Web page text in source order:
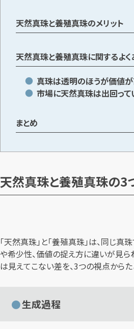
天然真珠と養殖真珠のメリット
天然真珠と養殖真珠に関するよ
真珠は透明のほうが価値が
市場に天然真珠は出回って
まとめ
天然真珠と養殖真珠の3
「天然真珠」と「養殖真珠」は、同じ真
や希少性、価値の捉え方に違いが見ら
は見えてこない差を、3つの視点からた
生成過程